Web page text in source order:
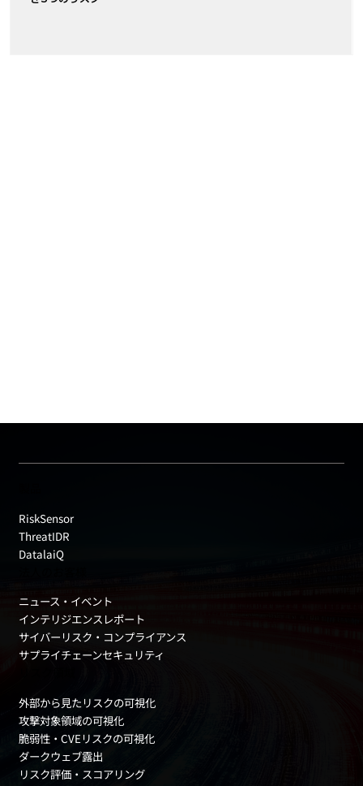
RiskSensor
ThreatIDR
DatalaiQ
外部から見たリスクの可視化
攻撃対象領域の可視化
脆弱性・CVEリスクの可視化
ダークウェブ露出
リスク評価・スコアリング
ニュース・イベント
インテリジエンスレポート
サイバーリスク・コンプライアンス
サプライチェーンセキュリティ